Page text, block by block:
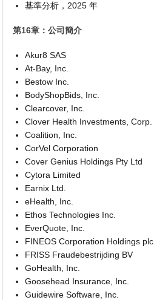
基準分析，2025 年
第16章：公司簡介
Akur8 SAS
At-Bay, Inc.
Bestow Inc.
BodyShopBids, Inc.
Clearcover, Inc.
Clover Health Investments, Corp.
Coalition, Inc.
CorVel Corporation
Cover Genius Holdings Pty Ltd
Cytora Limited
Earnix Ltd.
eHealth, Inc.
Ethos Technologies Inc.
EverQuote, Inc.
FINEOS Corporation Holdings plc
FRISS Fraudebestrijding BV
GoHealth, Inc.
Goosehead Insurance, Inc.
Guidewire Software, Inc.